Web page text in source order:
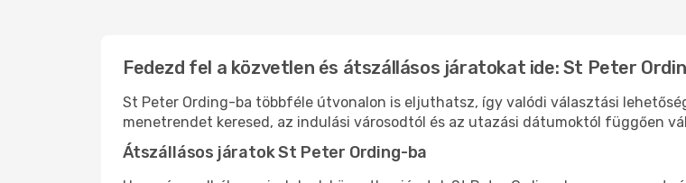
Fedezd fel a közvetlen és átszállásos járatokat ide: St Peter
St Peter Ording-ba többféle útvonalon is eljuthatsz, így valódi választási
menetrendet keresed, az indulási városodtól és az utazási dátumoktól függően
Átszállásos járatok St Peter Ording-ba